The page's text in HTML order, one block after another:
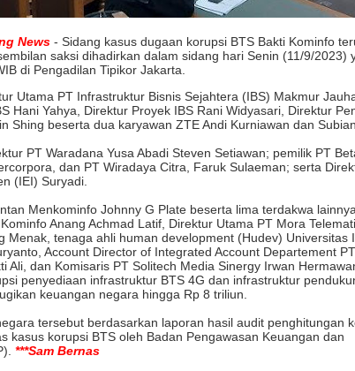
News - Sidang kasus dugaan korupsi BTS Bakti Kominfo
saksi dihadirkan dalam sidang hari Senin (11/9/2023)
di Pengadilan Tipikor Jakarta.
Utama PT Infrastruktur Bisnis Sejahtera (IBS) Makmur
Hani Yahya, Direktur Proyek IBS Rani Widyasari, Direktur
Shing beserta dua karyawan ZTE Andi Kurniawan dan
PT Waradana Yusa Abadi Steven Setiawan; pemilik PT
dan PT Wiradaya Citra, Faruk Sulaeman; serta
(IEI) Suryadi.
Menkominfo Johnny G Plate beserta lima terdakwa
Anang Achmad Latif, Direktur Utama PT Mora
Menak, tenaga ahli human development (Hudev) Universitas
Account Director of Integrated Account Departement
Ali, dan Komisaris PT Solitech Media Sinergy Irwan
penyediaan infrastruktur BTS 4G dan infrastruktur
keuangan negara hingga Rp 8 triliun.
tersebut berdasarkan laporan hasil audit penghitungan
kasus korupsi BTS oleh Badan Pengawasan Keuangan dan
***Sam Bernas